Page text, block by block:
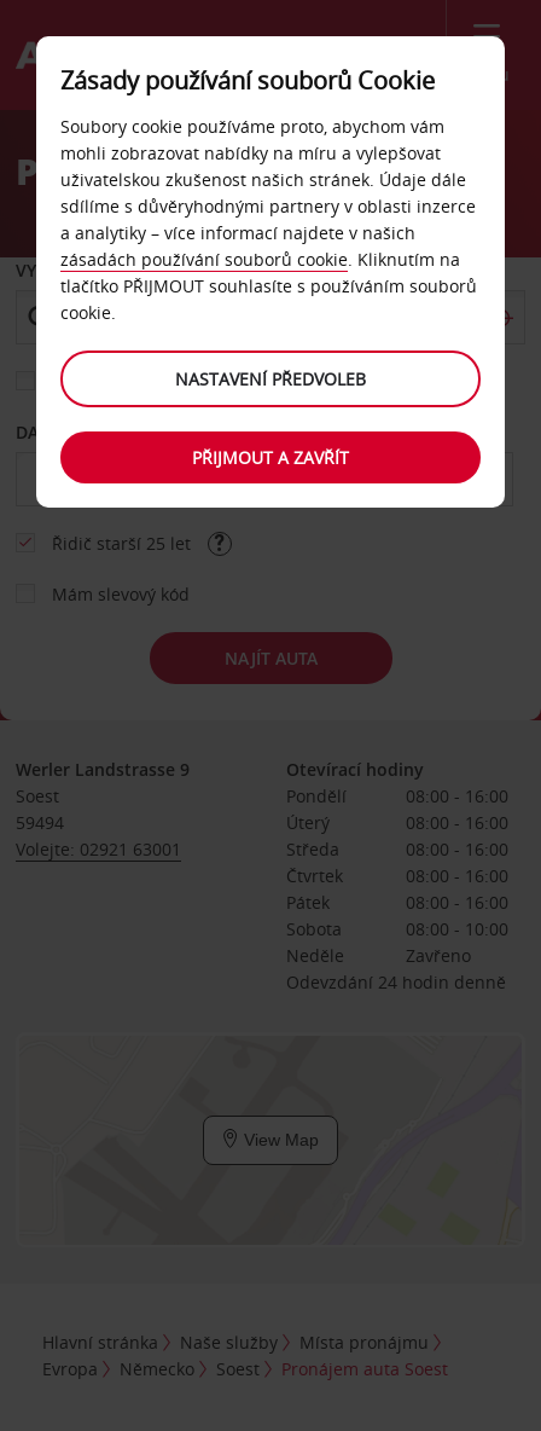
Menu
Welcome
AvisPronájem auta Soest
VYZVEDNOUT Z
Vyberte si jiné místo vrácení
DATUM OD DATUM DO
Řidič starší 25 let
Mám slevový kód
NAJÍT AUTA
Werler Landstrasse 9
Soest
59494
Volejte: 02921 63001
Otevírací hodiny
Pondělí
08:00 - 16:00
Úterý
08:00 - 16:00
Středa
08:00 - 16:00
Čtvrtek
08:00 - 16:00
Pátek
08:00 - 16:00
Sobota
08:00 - 10:00
Neděle
Zavřeno
Odevzdání 24 hodin denně
View Map
Hlavní stránka Naše služby
Místa pronájmu
Evropa
Německo Soest Pronájem auta Soest
Zásady používání souborů Cookie
Soubory cookie používáme proto, abychom vám
mohli zobrazovat nabídky na míru a vylepšovat
uživatelskou zkušenost našich stránek. Údaje dále
sdílíme s důvěryhodnými partnery v oblasti inzerce
a analytiky – více informací najdete v našich
zásadách používání souborů cookie. Kliknutím na
tlačítko PŘIJMOUT souhlasíte s používáním souborů
cookie.
NASTAVENÍ PŘEDVOLEB
PŘIJMOUT A ZAVŘÍT